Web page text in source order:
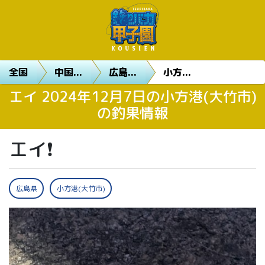
全国 中国... 広島... 小方...
エイ 2024年12月7日の小方港(大竹市)
の釣果情報
エイ❗
広島県 小方港(大竹市)